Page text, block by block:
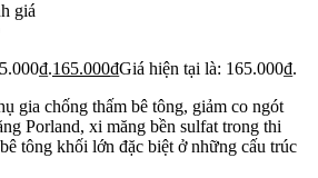
giá
165.000₫Giá hiện tại là: 165.000₫.
gia chống thấm bê tông, giảm co ngót
Porland, xi măng bền sulfat trong thi
tông khối lớn đặc biệt ở những cấu trúc